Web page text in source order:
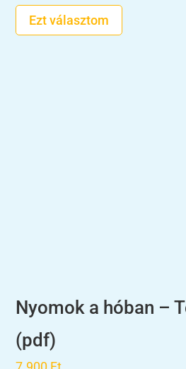
Ezt választom
Nyomok a hóban –
(pdf)